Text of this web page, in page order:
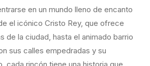
en un mundo lleno de encanto
el icónico Cristo Rey, que ofrece
de la ciudad, hasta el animado barrio
sus calles empedradas y su